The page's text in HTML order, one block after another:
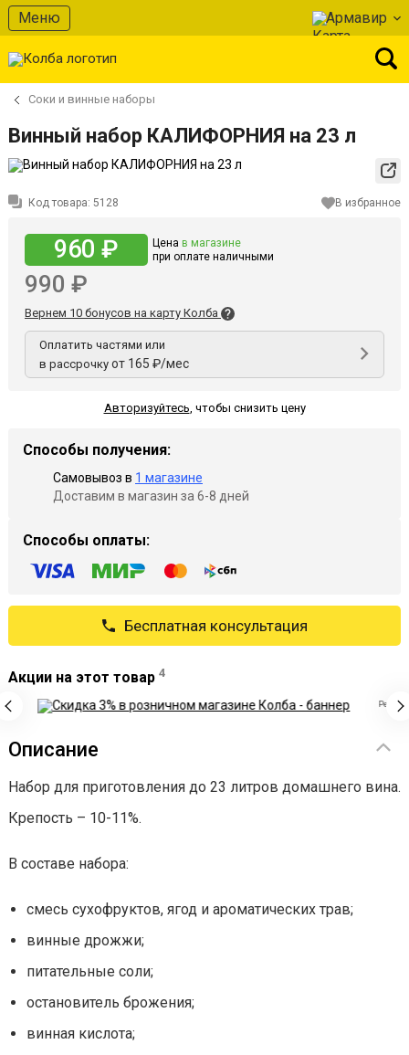
Меню Армавир
Соки и винные наборы
Винный набор КАЛИФОРНИЯ на 23 л
Код товара: 5128 В избранное
960 ₽ Цена в магазине
при оплате наличными
990 ₽
Вернем 10 бонусов на карту Колба
Оплатить частями или
в рассрочку от 165 ₽/мес
Авторизуйтесь, чтобы снизить цену
Способы получения:
Самовывоз в 1 магазине
Доставим в магазин за 6-8 дней
Способы оплаты:
Бесплатная консультация
Акции на этот товар 4
Реклама
Описание
Набор для приготовления до 23 литров домашнего вина.
Крепость – 10-11%.
В составе набора:
смесь сухофруктов, ягод и ароматических трав;
винные дрожжи;
питательные соли;
остановитель брожения;
винная кислота;